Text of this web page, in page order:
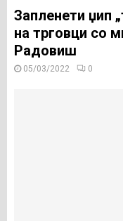
Запленети џип
на трговци со
Радовиш
05/03/2022 0